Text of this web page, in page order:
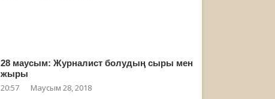
28 маусым: Журналист болудың сыры мен
жыры
20:57 Маусым 28, 2018